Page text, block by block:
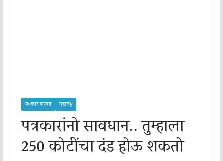
पत्रकार परिषद महाराष्ट्र
पत्रकारांनो सावधान.. तुम्हाला
250 कोटींचा दंड होऊ शकतो